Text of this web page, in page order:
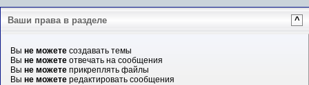
Ваши права в разделе ^
Вы не можетесоздавать темы
Вы не можетеотвечать на сообщения
Вы не можетеприкреплять файлы
Вы не можетередактировать сообщения